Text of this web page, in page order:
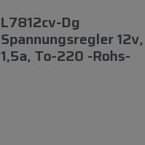
L7812cv-Dg
Spannungsregler 12v,
1,5a, To-220 -rohs-